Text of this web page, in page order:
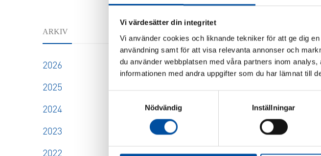
Vi värdesätter din integritet
Vi använder cookies och liknande tekniker för att ge dig
användning samt för att visa relevanta annonser och
du använder webbplatsen med våra partners inom
informationen med andra uppgifter som du har lämnat till
Nödvändig
Inställningar
ARKIV
2026
2025
2024
2023
2022